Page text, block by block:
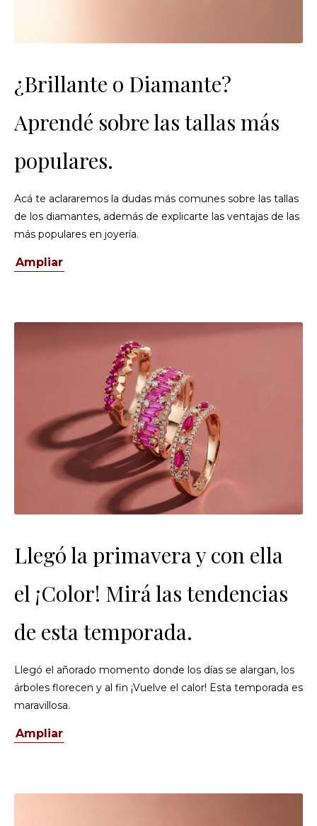
¿Brillante o Diamante?
Aprendé sobre las tallas más
populares.
Acá te aclararemos la dudas más comunes sobre las tallas
de los diamantes, además de explicarte las ventajas de las
más populares en joyería.
Ampliar
Llegó la primavera y con ella
el ¡Color! Mirá las tendencias
de esta temporada.
Llegó el añorado momento donde los días se alargan, los
árboles florecen y al fin ¡Vuelve el calor! Esta temporada es
maravillosa.
Ampliar